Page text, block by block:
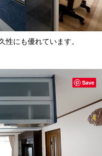
性にも優れています。
Save